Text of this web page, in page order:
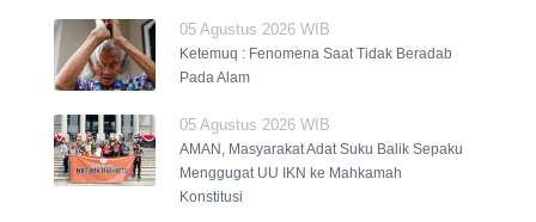
05 Agustus 2026 WIB
Ketemuq : Fenomena Saat Tidak Beradab
Pada Alam
05 Agustus 2026 WIB
AMAN, Masyarakat Adat Suku Balik Sepaku
Menggugat UU IKN ke Mahkamah
Konstitusi